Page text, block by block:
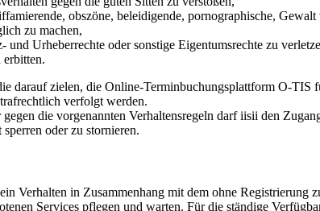
obszöne, beleidigende, pornographische,
zu machen,
und Urheberrechte oder sonstige Eigentumsrechte zu
darauf zielen, die Online-Terminbuchungsplattform O-TIS
verfolgt werden.
die vorgenannten Verhaltensregeln darf iisii den
oder zu stornieren.
Verhalten in Zusammenhang mit dem ohne
Services pflegen und warten. Für die ständige